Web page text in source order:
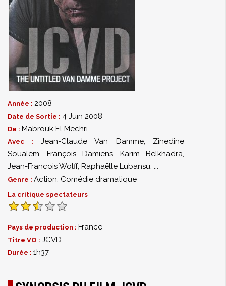
Année : 2008
Date de Sortie : 4 Juin 2008
De : Mabrouk El Mechri
Avec : Jean-Claude Van Damme, Zinedine
Soualem, François Damiens,Karim Belkhadra,
Jean-Francois Wolff, Raphaëlle Lubansu, ...
Genre : Action, Comédie dramatique
La critique spectateurs
Pays de production : France
Titre VO : JCVD
Durée : 1h37